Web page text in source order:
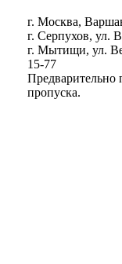
г. Москва,
г. Серпухов, ул.
г. Мытищи, ул.
15-77
Предварительно
пропуска.